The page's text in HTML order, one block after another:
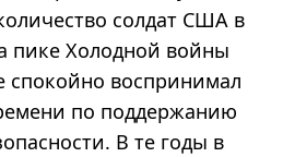
солдат США в
пике Холодной войны
спокойно воспринимал
по поддержанию
В те годы в